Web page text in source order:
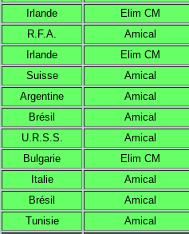
Irlande
Elim CM
R.F.A.
Amical
Irlande
Elim CM
Suisse
Amical
Argentine
Amical
Brésil
Amical
U.R.S.S.
Amical
Bulgarie
Elim CM
Italie
Amical
Brésil
Amical
Tunisie
Amical